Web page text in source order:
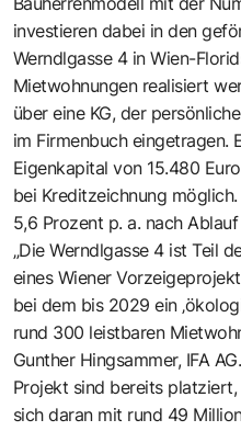
investieren dabei in den
Werndlgasse 4 in Wien-
Mietwohnungen realisiert
über eine KG, der
im Firmenbuch eingetragen.
Eigenkapital von 15.480
bei Kreditzeichnung
5,6 Prozent p. a. nach
„Die Werndlgasse 4 ist Teil
eines Wiener
bei dem bis 2029 ein
rund 300 leistbaren
Gunther Hingsammer, IFA
Projekt sind bereits
sich daran mit rund 49